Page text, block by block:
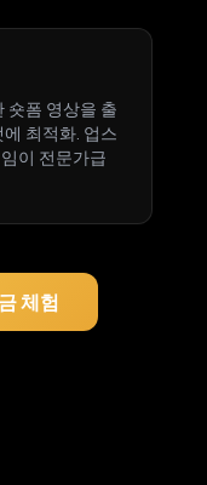
숏폼 영상을 출
최적화. 업스
이 전문가급
체험